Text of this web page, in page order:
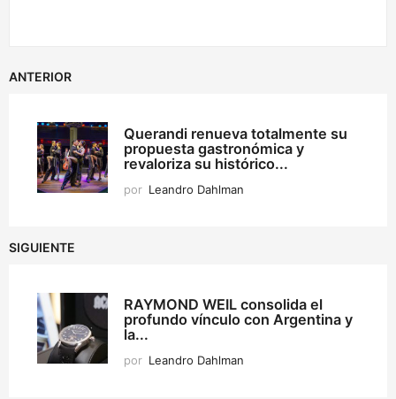
ANTERIOR
Querandi renueva totalmente su
propuesta gastronómica y
revaloriza su histórico...
por Leandro Dahlman
SIGUIENTE
RAYMOND WEIL consolida el
profundo vínculo con Argentina y
la...
por Leandro Dahlman